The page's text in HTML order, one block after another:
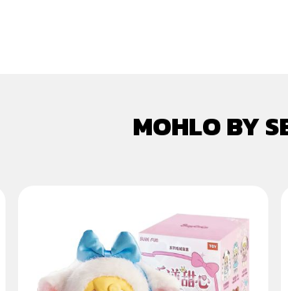
MOHLO BY
SUNYCOCO - SWEET REBEL
BLINDBOX